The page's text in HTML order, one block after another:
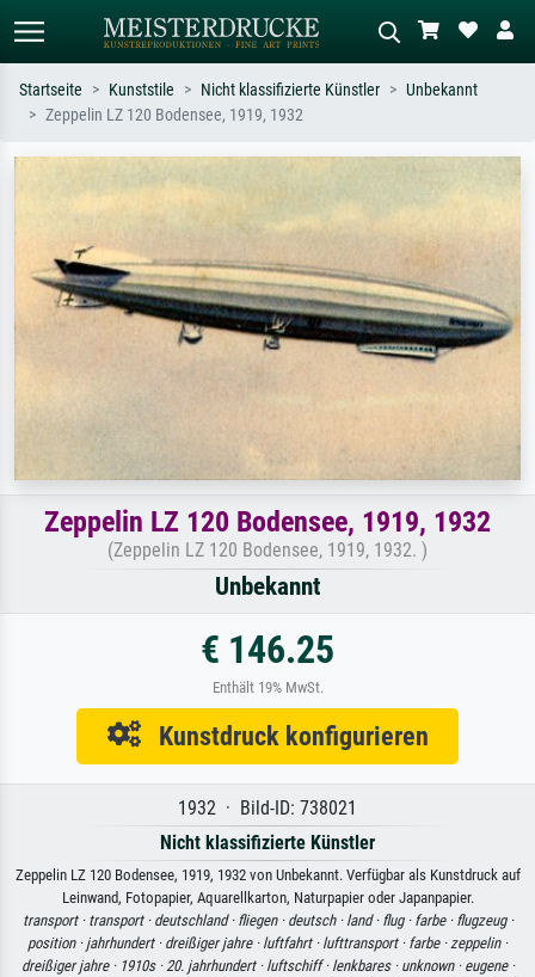
oder Stilen – z.B. Monet,
Sternennacht, Impressionismus, Welle
Hokusai, Akt.
Beschreiben Sie die Szene – z.B. Grüne
Wiese, Abstrakt mit viel Rot, Dunkles
Ölgemälde, Stehender Akt neben einem
Startseite Kunststile Nicht klassifizierte Künstler
Unbekannt
Zeppelin LZ 120 Bodensee, 1919, 1932
Zeppelin LZ 120 Bodensee, 1919, 1932
(Zeppelin LZ 120 Bodensee, 1919, 1932. )
Unbekannt
€ 146.25
Enthält 19% MwSt.
Kunstdruck konfigurieren
1932 · Bild-ID: 738021
Nicht klassifizierte Künstler
Zeppelin LZ 120 Bodensee, 1919, 1932 von Unbekannt. Verfügbar als Kunstdruck auf
Leinwand, Fotopapier, Aquarellkarton, Naturpapier oder Japanpapier.
transport · transport · deutschland · fliegen · deutsch · land · flug · farbe · flugzeug ·
position · jahrhundert · dreißiger jahre · luftfahrt · lufttransport · farbe ·zeppelin ·
dreißiger jahre · 1910s ·20. jahrhundert · luftschiff · lenkbares · unknown · eugene ·